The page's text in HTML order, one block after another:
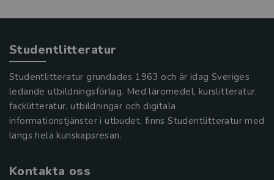
Studentlitteratur
Studentlitteratur grundades 1963 och är idag Sveriges
ledande utbildningsförlag. Med läromedel, kurslitteratur,
facklitteratur, utbildningar och digitala
informationstjänster i utbudet, finns Studentlitteratur med
längs hela kunskapsresan.
Kontakta oss